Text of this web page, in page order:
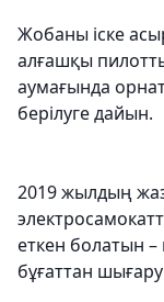
Жобаны іске
алғашқы
аумағында
берілуге дайын.
2019 жылдың
еткен болатын
бұғаттан